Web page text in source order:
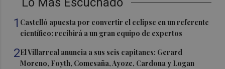
1 Castelló apuesta por convertir el eclipse en un referente
científico: recibirá a un gran equipo de expertos
2El Villarreal anuncia a sus seis capitanes: Gerard
Moreno, Foyth, Comesaña, Ayoze, Cardona y Logan